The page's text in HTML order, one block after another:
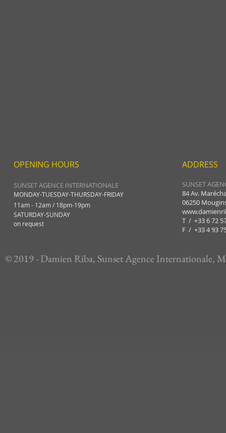
OPENING HOURS
SUNSET AGENCE INTERNATIONALE
MONDAY-TUESDAY-THURSDAY-FRIDAY
11am - 12am / 18pm-19pm
​SATURDAY-SUNDAY
on request
ADDRESS
SUNSET
84 Av.
06250
T / +33 6 72
​F / +33 4 93
© 2019 - Damien Riba, Sunset Agence Internationale,